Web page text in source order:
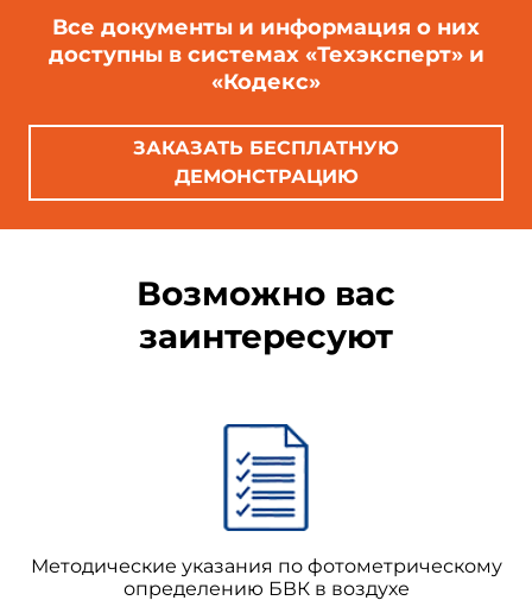
Все документы и информация о них
доступны в системах «Техэксперт» и
«Кодекс»
ЗАКАЗАТЬ БЕСПЛАТНУЮ
ДЕМОНСТРАЦИЮ
Возможно вас
заинтересуют
Методические указания по фотометрическому
определению БВК в воздухе